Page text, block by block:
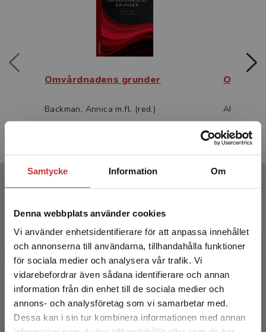
Samtycke Information Om
Denna webbplats använder cookies
Vi använder enhetsidentifierare för att anpassa innehållet
och annonserna till användarna, tillhandahålla funktioner
för sociala medier och analysera vår trafik. Vi
vidarebefordrar även sådana identifierare och annan
information från din enhet till de sociala medier och
annons- och analysföretag som vi samarbetar med.
Dessa kan i sin tur kombinera informationen med annan
Begränsad fraktregion
Omvårdnadens grunder
Backman, Annica m.fl. (red.)
Almerud,
Exkl.
Författare
Lena Marmstål Hammar
Lena Marmstål Hammar är leg. sjuksköterska,
dr med.vet. och professor i vårdvetenskap vid